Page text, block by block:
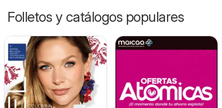
Folletos y catálogos populares